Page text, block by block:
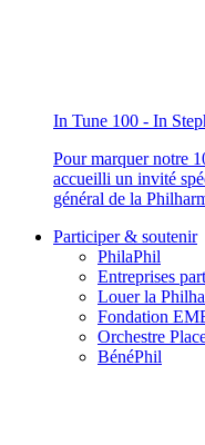
In Tune 100 - In
Pour marquer notre
accueilli un invité
général de la
Participer & soutenir
PhilaPhil
Entreprises
Louer la
Fondation
Orchestre
BénéPhil